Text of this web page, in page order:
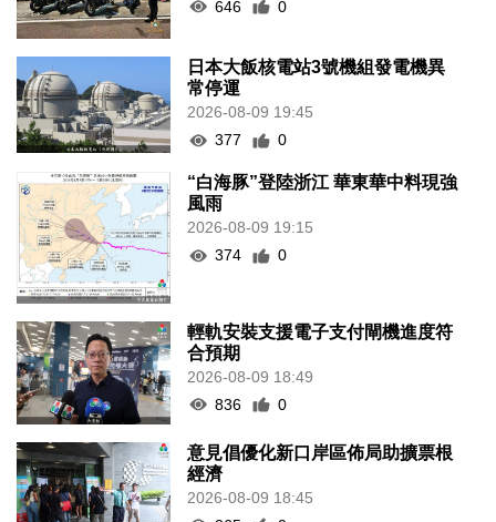
646
0
日本大飯核電站3號機組發電機異
常停運
2026-08-09 19:45
377
0
“白海豚”登陸浙江 華東華中料現強
風雨
2026-08-09 19:15
374
0
輕軌安裝支援電子支付閘機進度符
合預期
2026-08-09 18:49
836
0
意見倡優化新口岸區佈局助擴票根
經濟
2026-08-09 18:45